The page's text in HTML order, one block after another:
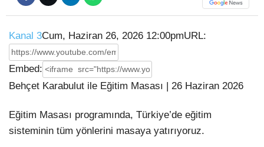
Kanal 3Cum, Haziran 26, 2026 12:00pmURL:
Embed:
Behçet Karabulut ile Eğitim Masası | 26 Haziran 2026
Eğitim Masası programında, Türkiye’de eğitim
sisteminin tüm yönlerini masaya yatırıyoruz.